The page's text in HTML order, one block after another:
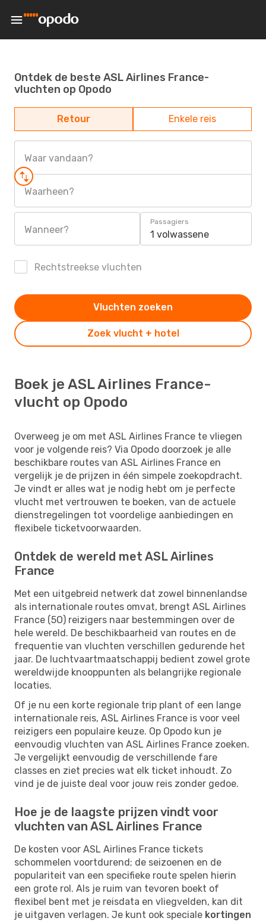
Ontdek de beste ASL Airlines France-
vluchten op Opodo
Retour Enkele reis
Waar vandaan?
Waarheen?
Wanneer?
Passagiers
1 volwassene
Rechtstreekse vluchten
Zoek vlucht + hotel
Vluchten zoeken
Boek je ASL Airlines France-
vlucht op Opodo
Overweeg je om met ASL Airlines France te vliegen
voor je volgende reis? Via Opodo doorzoek je alle
beschikbare routes van ASL Airlines France en
vergelijk je de prijzen in één simpele zoekopdracht.
Je vindt er alles wat je nodig hebt om je perfecte
vlucht met vertrouwen te boeken, van de actuele
dienstregelingen tot voordelige aanbiedingen en
flexibele ticketvoorwaarden.
Ontdek de wereld met ASL Airlines
France
Met een uitgebreid netwerk dat zowel binnenlandse
als internationale routes omvat, brengt ASL Airlines
France (5O) reizigers naar bestemmingen over de
hele wereld. De beschikbaarheid van routes en de
frequentie van vluchten verschillen gedurende het
jaar. De luchtvaartmaatschappij bedient zowel grote
wereldwijde knooppunten als belangrijke regionale
locaties.
Of je nu een korte regionale trip plant of een lange
internationale reis, ASL Airlines France is voor veel
reizigers een populaire keuze. Op Opodo kun je
eenvoudig vluchten van ASL Airlines France zoeken.
Je vergelijkt eenvoudig de verschillende fare
classes en ziet precies wat elk ticket inhoudt. Zo
vind je de juiste deal voor jouw reis zonder gedoe.
Hoe je de laagste prijzen vindt voor
vluchten van ASL Airlines France
De kosten voor ASL Airlines France tickets
schommelen voortdurend; de seizoenen en de
populariteit van een specifieke route spelen hierin
een grote rol. Als je ruim van tevoren boekt of
flexibel bent met je reisdata en vliegvelden, kan dit
je uitgaven verlagen. Je kunt ook speciale kortingen